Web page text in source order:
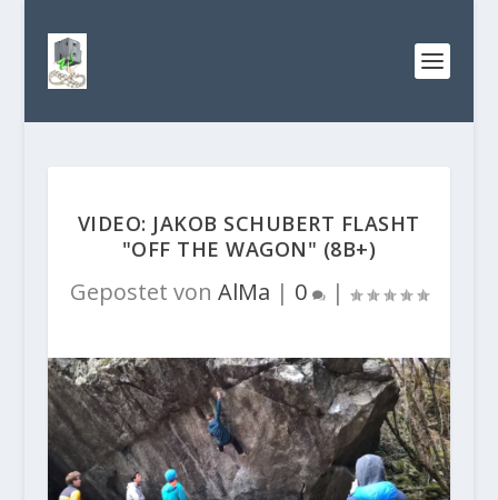
VIDEO: JAKOB SCHUBERT FLASHT
"OFF THE WAGON" (8B+)
Gepostet von AlMa | 0 |